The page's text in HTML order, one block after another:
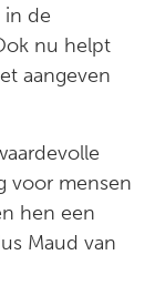
in de
nu helpt
aangeven
voor mensen
hen een
Maud van